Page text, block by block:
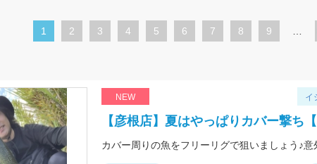
カ
ト
ペ
ー
ジ
1
ペ
2
ペ
3
ペ
4
ペ
5
ペ
6
ペ
7
ペ
8
ペ
9
NEW イ
【彦根店】夏はやっぱりカバー撃ち
カバー周りの魚をフリーリグで狙いましょう♪